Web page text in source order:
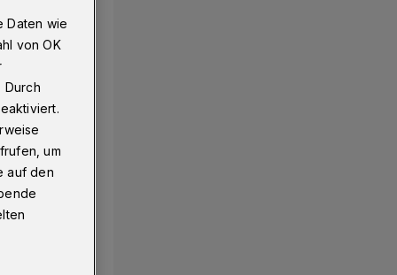
Daten wie
von OK
Durch
um
auf den